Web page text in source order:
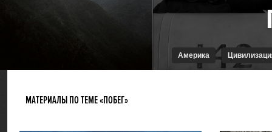
Америка
МАТЕРИАЛЫ ПО ТЕМЕ «ПОБЕГ»